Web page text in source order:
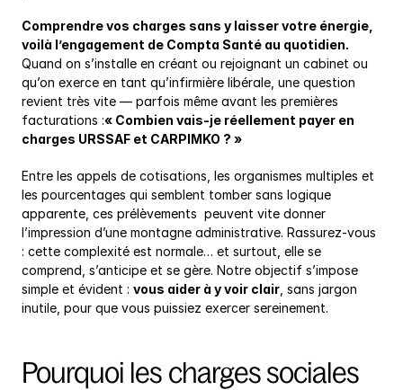
Comprendre vos charges sans y laisser votre énergie,
voilà l’engagement de Compta Santé au quotidien.
Quand on s’installe en créant ou rejoignant un cabinet ou
qu’on exerce en tant qu’infirmière libérale, une question
revient très vite — parfois même avant les premières
facturations :« Combien vais-je réellement payer en
charges URSSAF et CARPIMKO ? »
Entre les appels de cotisations, les organismes multiples et
les pourcentages qui semblent tomber sans logique
apparente, ces prélèvements  peuvent vite donner
l’impression d’une montagne administrative. Rassurez-vous
: cette complexité est normale… et surtout, elle se
comprend, s’anticipe et se gère. Notre objectif s’impose
simple et évident : vous aider à y voir clair , sans jargon
inutile, pour que vous puissiez exercer sereinement.
Pourquoi les charges sociales